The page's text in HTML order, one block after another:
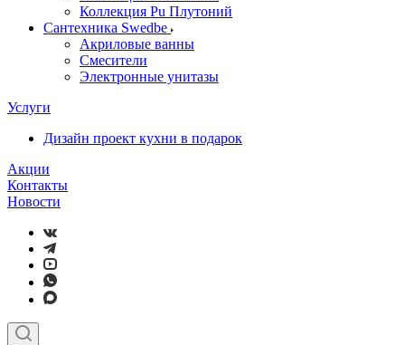
Коллекция Pu Плутоний
Сантехника Swedbe
Акриловые ванны
Смесители
Электронные унитазы
Услуги
Дизайн проект кухни в подарок
Акции
Контакты
Новости